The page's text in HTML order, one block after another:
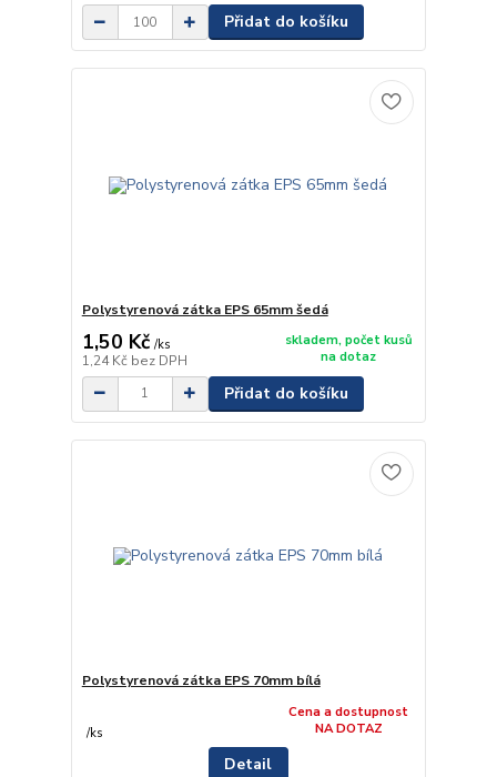
Přidat do košíku
Polystyrenová zátka EPS 65mm šedá
1,50 Kč /ks
1,24 Kč bez DPH
skladem, počet kusů
na dotaz
Přidat do košíku
Polystyrenová zátka EPS 70mm bílá
/ks
Cena a dostupnost
NA DOTAZ
Detail